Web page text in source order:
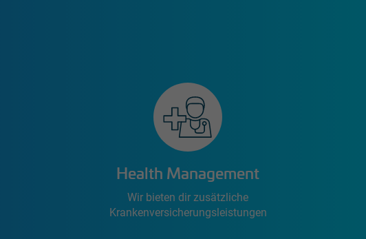
Health Management
Wir bieten dir zusätzliche
Krankenversicherungsleistungen